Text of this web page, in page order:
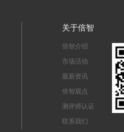
关于倍智
倍智介绍
市场活动
最新资讯
倍智观点
测评师认证
联系我们